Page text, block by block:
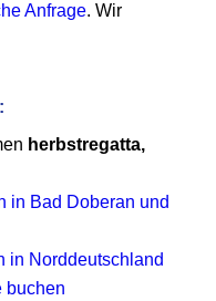
Anfrage. Wir
herbstregatta,
in Bad Doberan und
in Norddeutschland
buchen